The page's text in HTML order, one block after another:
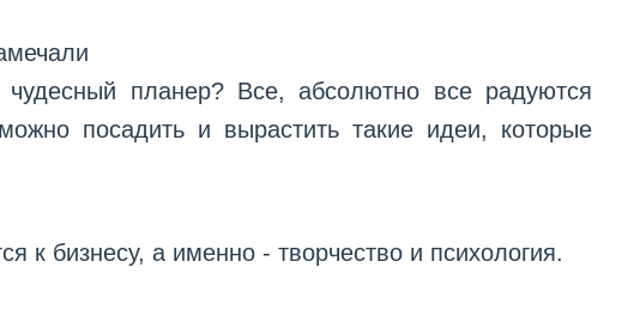
планер? Все, абсолютно все радуются
посадить и вырастить такие идеи, которые
к бизнесу, а именно - творчество и психология.